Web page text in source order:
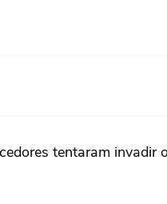
tentaram invadir